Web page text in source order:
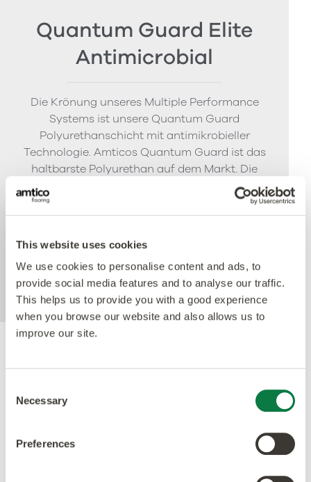
This website uses cookies
We use cookies to personalise content and ads, to
provide social media features and to analyse our traffic.
This helps us to provide you with a good experience
when you browse our website and also allows us to
improve our site.
Selection
Necessary
Preferences
Quantum Guard Elite
Antimicrobial
Die Krönung unseres Multiple Performance
Systems ist unsere Quantum Guard
Polyurethanschicht mit antimikrobieller
Technologie. Amticos Quantum Guard ist das
haltbarste Polyurethan auf dem Markt. Die
niedrigglänzende Oberfläche erleichtert die
Reinigung unserer Böden und macht das Polieren
überflüssig. Die aktive antimikrobielle Technologie
und reduziert nachweislich die vorhandenen
Bakterien innerhalb von 24 Stunden um mehr als
99%.